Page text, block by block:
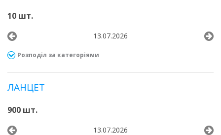
10 шт.
13.07.2026
Розподіл за категоріями
ЛАНЦЕТ
900 шт.
13.07.2026